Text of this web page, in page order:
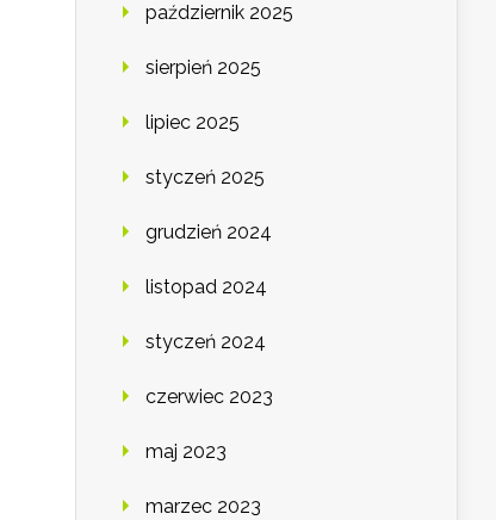
październik 2025
sierpień 2025
lipiec 2025
styczeń 2025
grudzień 2024
listopad 2024
styczeń 2024
czerwiec 2023
maj 2023
marzec 2023